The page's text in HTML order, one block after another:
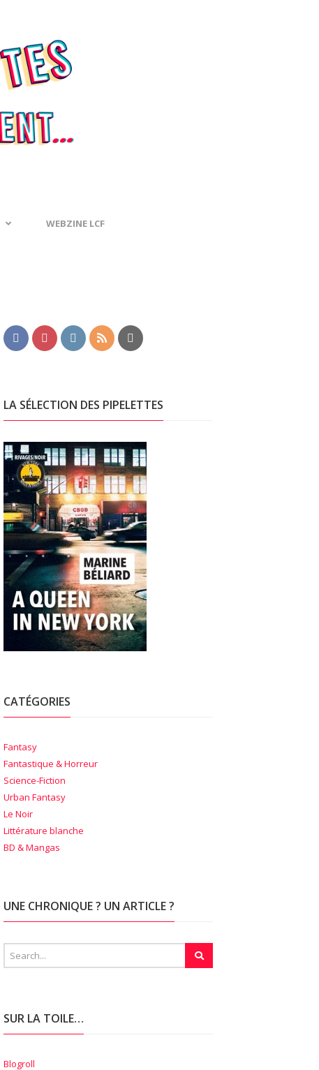
WEBZINE LCF
LA SÉLECTION DES PIPELETTES
CATÉGORIES
Fantasy
Fantastique & Horreur
Science-Fiction
Urban Fantasy
Le Noir
Littérature blanche
BD & Mangas
UNE CHRONIQUE ? UN ARTICLE ?
SUR LA TOILE…
Blogroll